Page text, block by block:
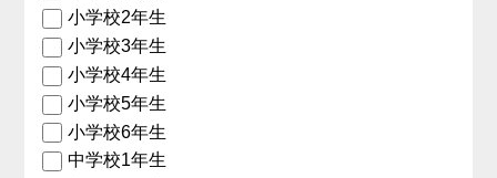
小学校2年生
小学校3年生
小学校4年生
小学校5年生
小学校6年生
中学校1年生